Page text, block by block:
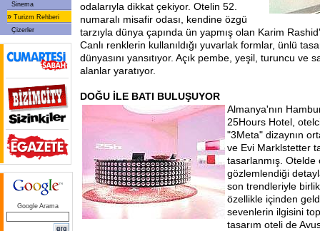
Sinema
» Turizm Rehberi
Çizerler
Google Arama
odalarıyla dikkat çekiyor. Otelin 52.
numaralı misafir odası, kendine özgü
tarzıyla dünya çapında ün yapmış olan Karim
Canlı renklerin kullanıldığı yuvarlak formlar, ünlü
dünyasını yansıtıyor. Açık pembe, yeşil, turuncu ve
alanlar yaratıyor.
DOĞU İLE BATI BULUŞUYOR
Almanya'nın
25Hours Hotel,
"3Meta" dizaynın
ve Evi Marklstetter
tasarlanmış.
gözlemlendiği
son trendleriyle
özellikle içinden
sevenlerin ilgisini
tasarım oteli de